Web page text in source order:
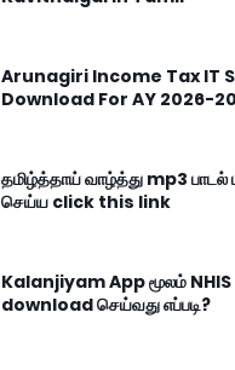
Arunagiri Income Tax IT
Download For AY 2026-
தமிழ்த்தாய் வாழ்த்து mp3 பாடல்
செய்ய click this link
Kalanjiyam App மூலம்
download செய்வது எப்படி?